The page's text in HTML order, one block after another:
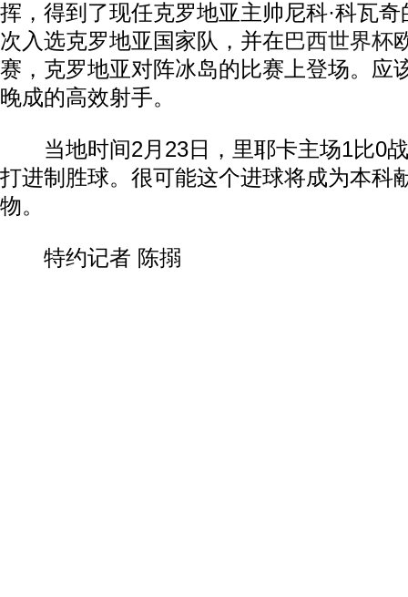
挥，得到了现任克罗地亚主帅尼科·科瓦
次入选克罗地亚国家队，并在巴西世界杯
赛，克罗地亚对阵冰岛的比赛上登场。应
晚成的高效射手。
当地时间2月23日，里耶卡主场1比0战
打进制胜球。很可能这个进球将成为本科
物。
特约记者 陈搦